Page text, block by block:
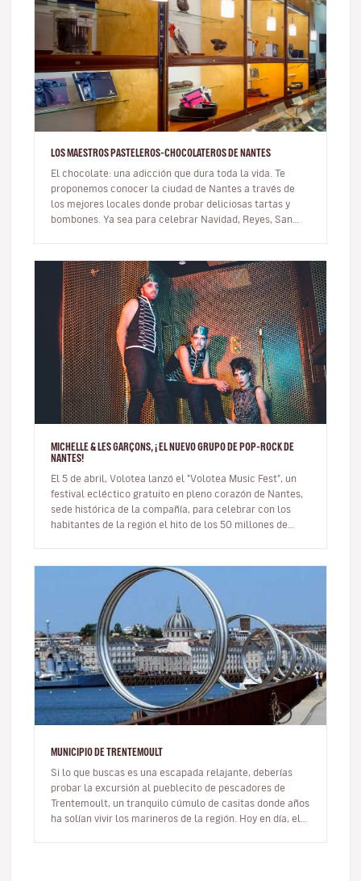
LOS MAESTROS PASTELEROS-CHOCOLATEROS DE NANTES
El chocolate: una adicción que dura toda la vida. Te
proponemos conocer la ciudad de Nantes a través de
los mejores locales donde probar deliciosas tartas y
bombones. Ya sea para celebrar Navidad, Reyes, San
MICHELLE & LES GARÇONS, ¡ EL NUEVO GRUPO DE POP-ROCK DE
NANTES!
El 5 de abril, Volotea lanzó el "Volotea Music Fest", un
festival ecléctico gratuito en pleno corazón de Nantes,
sede histórica de la compañía, para celebrar con los
habitantes de la región el hito de los 50 millones de
MUNICIPIO DE TRENTEMOULT
Si lo que buscas es una escapada relajante, deberías
probar la excursión al pueblecito de pescadores de
Trentemoult, un tranquilo cúmulo de casitas donde años
ha solían vivir los marineros de la región. Hoy en día, el